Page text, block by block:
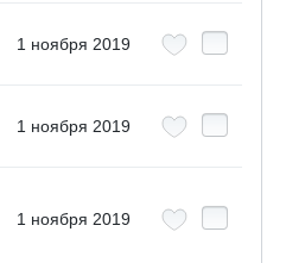
1 ноября 2019
1 ноября 2019
1 ноября 2019